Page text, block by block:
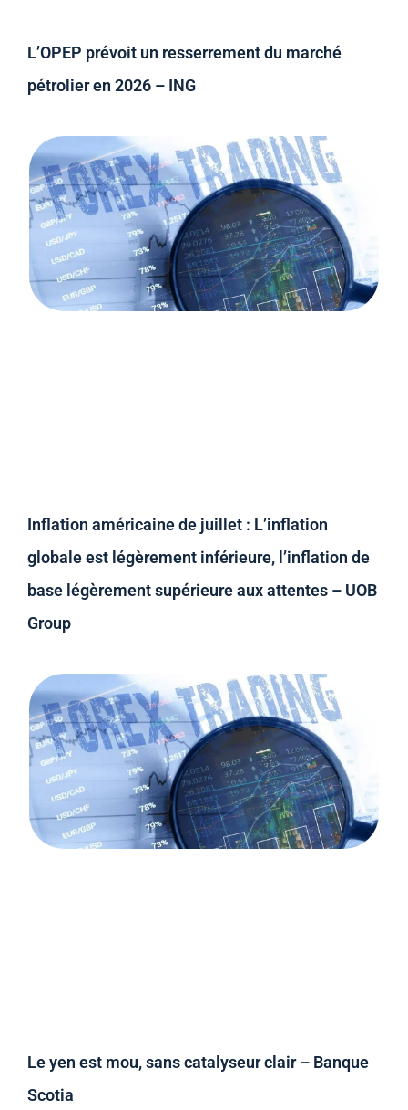
L’OPEP prévoit un resserrement du marché
pétrolier en 2026 – ING
Inflation américaine de juillet : L’inflation
globale est légèrement inférieure, l’inflation de
base légèrement supérieure aux attentes – UOB
Group
Le yen est mou, sans catalyseur clair – Banque
Scotia